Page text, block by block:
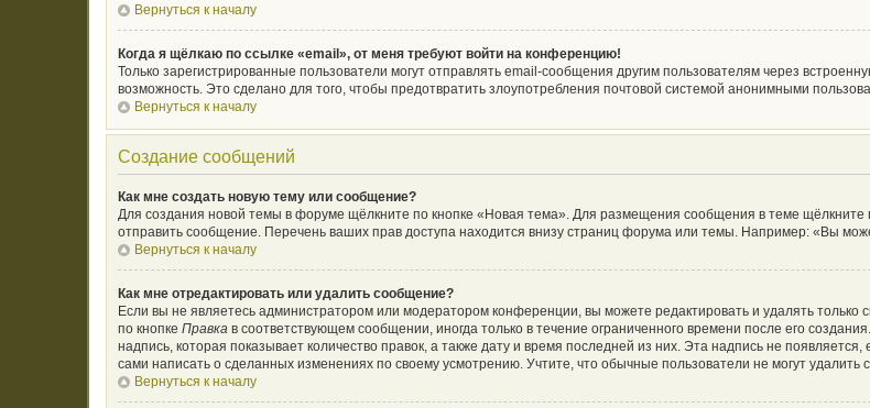
Вернуться к началу
Когда я щёлкаю по ссылке «email», от меня требуют войти на конференцию!
Только зарегистрированные пользователи могут отправлять email-сообщения другим пользователям через
возможность. Это сделано для того, чтобы предотвратить злоупотребления почтовой системой анонимными
Вернуться к началу
Создание сообщений
Как мне создать новую тему или сообщение?
Для создания новой темы в форуме щёлкните по кнопке «Новая тема». Для размещения сообщения в теме щёлкните
отправить сообщение. Перечень ваших прав доступа находится внизу страниц форума или темы. Например: «Вы
Вернуться к началу
Как мне отредактировать или удалить сообщение?
Если вы не являетесь администратором или модератором конференции, вы можете редактировать и удалять
по кнопке Правка в соответствующем сообщении, иногда только в течение ограниченного времени после его
надпись, которая показывает количество правок, а также дату и время последней из них. Эта надпись не
сами написать о сделанных изменениях по своему усмотрению. Учтите, что обычные пользователи не могут удалить
Вернуться к началу